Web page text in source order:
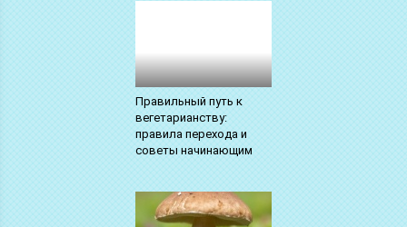
Правильный путь к
вегетарианству:
правила перехода и
советы начинающим